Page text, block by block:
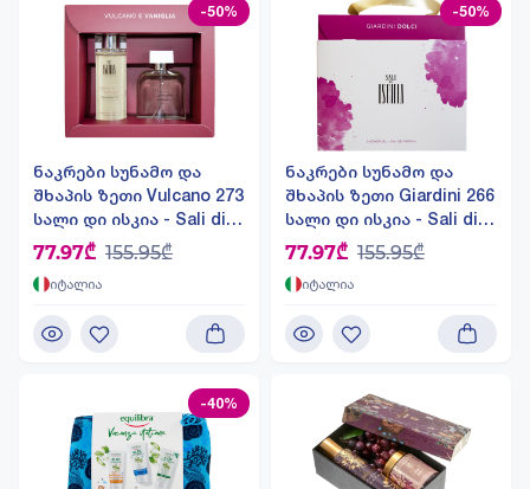
ნაკრები სუნამო და
შხაპის ზეთი Vulcano 273
სალი დი ისკია - Sali di
ischia
77.97₾ 155.95₾
იტალია
-50%
ნაკრები სუნამო და
შხაპის ზეთი Giardini 266
სალი დი ისკია - Sali di
ischia
77.97₾ 155.95₾
იტალია
-50%
-40%